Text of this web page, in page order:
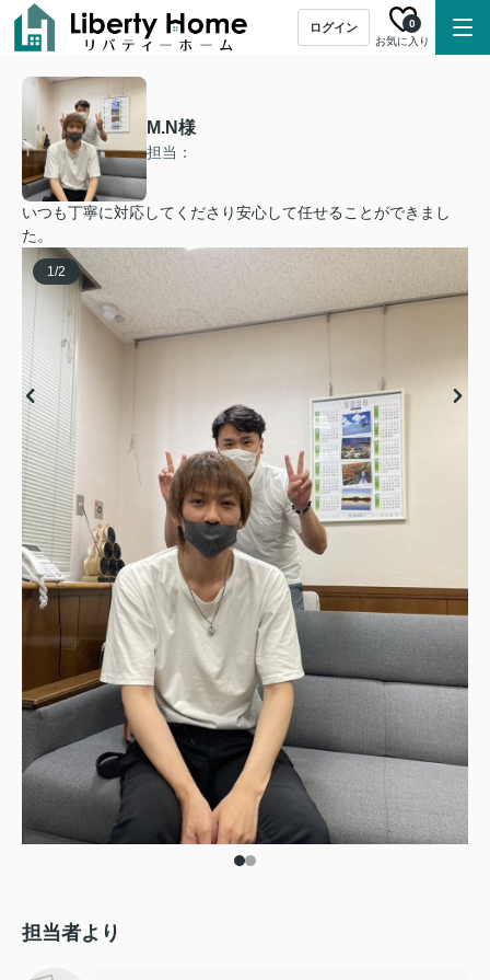
ログイン
お気に入り
0
M.N様
担当：
いつも丁寧に対応してくださり安心して任せることができまし
た。
1/2
担当者より